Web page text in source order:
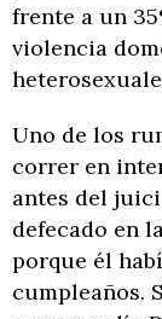
frente a un
violencia
Uno de los
correr en
antes del
defecado en
porque él
cumpleaños.